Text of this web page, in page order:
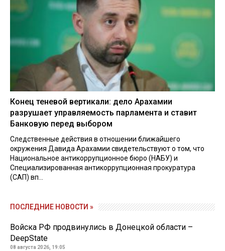
Конец теневой вертикали: дело Арахамии
разрушает управляемость парламента и ставит
Банковую перед выбором
Следственные действия в отношении ближайшего
окружения Давида Арахамии свидетельствуют о том, что
Национальное антикоррупционное бюро (НАБУ) и
Специализированная антикоррупционная прокуратура
(САП) вп...
ПОСЛЕДНИЕ НОВОСТИ »
Войска РФ продвинулись в Донецкой области –
DeepState
08 августа 2026, 19:05